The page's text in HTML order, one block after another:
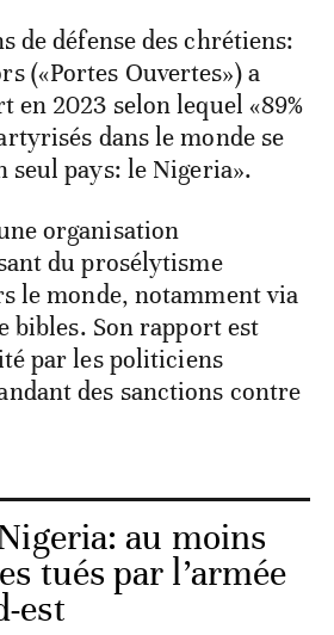
de défense des chrétiens:
(«Portes Ouvertes») a
en 2023 selon lequel «89%
dans le monde se
seul pays: le Nigeria».
organisation
du prosélytisme
le monde, notamment via
bibles. Son rapport est
par les politiciens
des sanctions contre
au moins
tués par l’armée
est